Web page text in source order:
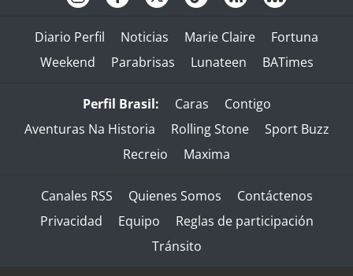
Diario Perfil Noticias Marie Claire
Fortuna
Weekend
Parabrisas Lunateen BATimes
Perfil Brasil: Caras
Contigo
Aventuras Na Historia
Rolling Stone
Sport Buzz
Recreio
Maxima
Canales RSS Quienes Somos
Contáctenos
Privacidad
Equipo
Reglas de participación
Tránsito